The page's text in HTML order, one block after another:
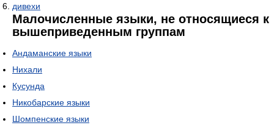
дивехи
Малочисленные языки, не относящиеся к
вышеприведенным группам
Андаманские языки
Нихали
Кусунда
Никобарские языки
Шомпенские языки